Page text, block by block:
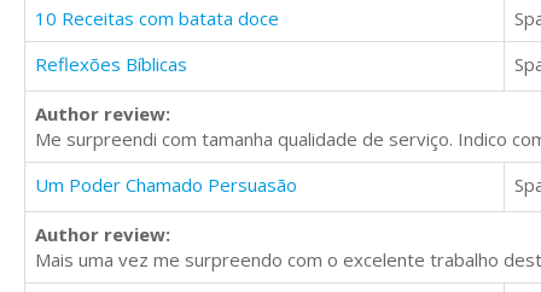
10 Receitas com batata doce
Reflexões Bíblicas
Author review:
Me surpreendi com tamanha qualidade de serviço. Indico
Um Poder Chamado Persuasão
Author review:
Mais uma vez me surpreendo com o excelente trabalho